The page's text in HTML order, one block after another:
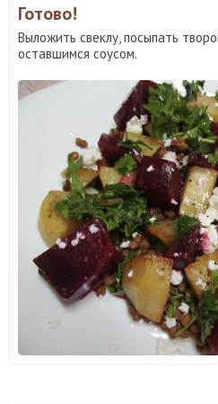
Готово!
Выложить свеклу, посыпать
оставшимся соусом.